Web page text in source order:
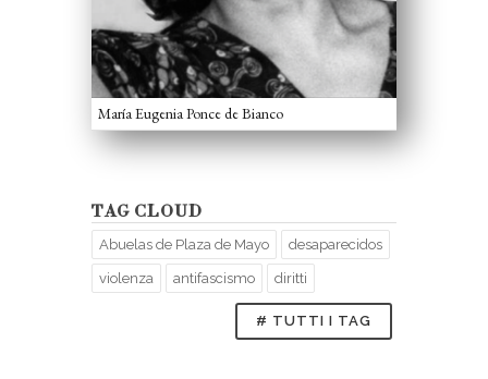
María Eugenia Ponce de Bianco
TAG CLOUD
Abuelas de Plaza de Mayo desaparecidos
violenza antifascismo diritti
# TUTTI I TAG